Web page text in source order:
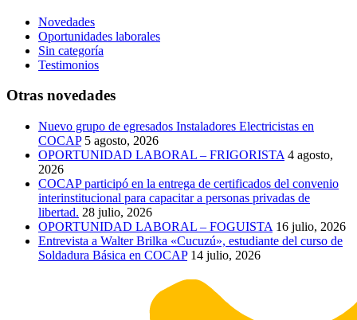
Novedades
Oportunidades laborales
Sin categoría
Testimonios
Otras novedades
Nuevo grupo de egresados Instaladores Electricistas en
COCAP 5 agosto, 2026
OPORTUNIDAD LABORAL – FRIGORISTA 4 agosto,
2026
COCAP participó en la entrega de certificados del convenio
interinstitucional para capacitar a personas privadas de
libertad. 28 julio, 2026
OPORTUNIDAD LABORAL – FOGUISTA 16 julio, 2026
Entrevista a Walter Brilka «Cucuzú», estudiante del curso de
Soldadura Básica en COCAP 14 julio, 2026